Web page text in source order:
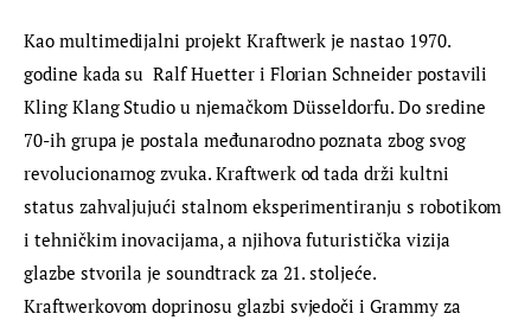
Kao multimedijalni projekt Kraftwerk je nastao 1970.
godine kada su  Ralf Huetter i Florian Schneider postavili
Kling Klang Studio u njemačkom Düsseldorfu. Do sredine
70-ih grupa je postala međunarodno poznata zbog svog
revolucionarnog zvuka. Kraftwerk od tada drži kultni
status zahvaljujući stalnom eksperimentiranju s robotikom
i tehničkim inovacijama, a njihova futuristička vizija
glazbe stvorila je soundtrack za 21. stoljeće.
Kraftwerkovom doprinosu glazbi svjedoči i Grammy za